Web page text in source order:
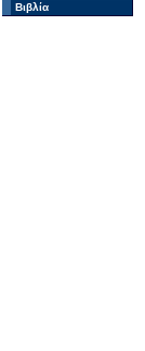
Βιβλία